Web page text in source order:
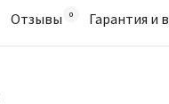
Отзывы Гарантия и